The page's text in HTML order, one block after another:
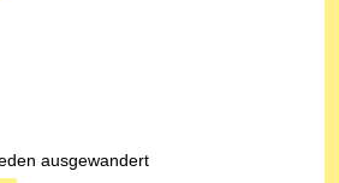
ausgewandert